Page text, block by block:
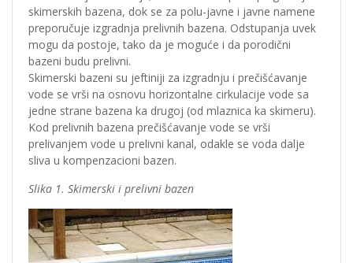
skimerskih bazena, dok se za polu-javne i javne namene
preporučuje izgradnja prelivnih bazena. Odstupanja uvek
mogu da postoje, tako da je moguće i da porodični
bazeni budu prelivni.
Skimerski bazeni su jeftiniji za izgradnju i prečišćavanje
vode se vrši na osnovu horizontalne cirkulacije vode sa
jedne strane bazena ka drugoj (od mlaznica ka skimeru).
Kod prelivnih bazena prečišćavanje vode se vrši
prelivanjem vode u prelivni kanal, odakle se voda dalje
sliva u kompenzacioni bazen.
Slika 1. Skimerski i prelivni bazen